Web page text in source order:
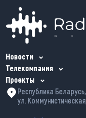
Новости
Телекомпания
Проекты
Республика
ул.